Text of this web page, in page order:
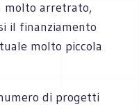
molto arretrato,
il finanziamento
molto piccola
di progetti